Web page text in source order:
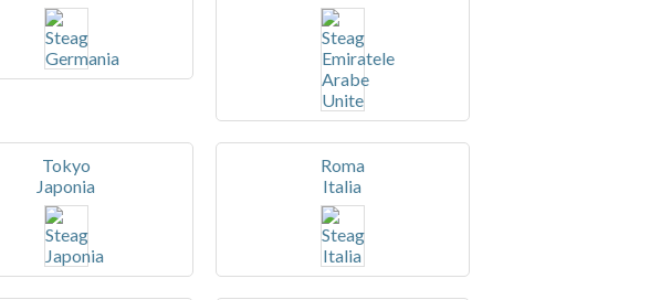
Tokyo
Japonia
Roma
Italia